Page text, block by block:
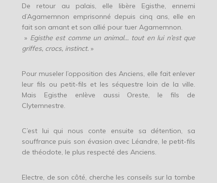
De retour au palais, elle libère Egisthe, ennemi
d’Agamemnon emprisonné depuis cinq ans, elle en
fait son amant et son allié pour tuer Agamemnon.
» Egisthe est comme un animal… tout en lui n’est que
griffes, crocs, instinct.»
Pour museler l’opposition des Anciens, elle fait enlever
leur fils ou petit-fils et les séquestre loin de la ville.
Mais Egisthe enlève aussi Oreste, le fils de
Clytemnestre.
C’est lui qui nous conte ensuite sa détention, sa
souffrance puis son évasion avec Léandre, le petit-fils
de théodote, le plus respecté des Anciens.
Electre, de son côté, cherche les conseils sur la tombe